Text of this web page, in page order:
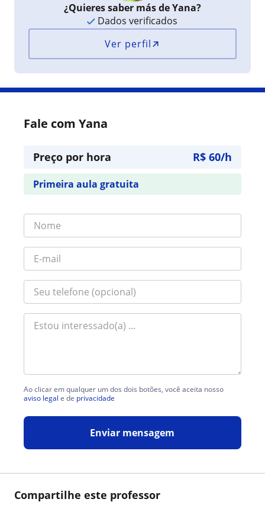
Compartilhe este professor
¿Quieres saber más de Yana?
Dados verificados
Ver perfil
Fale com Yana
Preço por hora R$ 60/h
Primeira aula gratuita
Ao clicar em qualquer um dos dois botões, você aceita nosso
aviso legal e de privacidade
Enviar mensagem